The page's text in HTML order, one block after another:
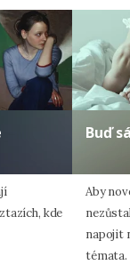
kde
Buď
Aby
napojit
témata.